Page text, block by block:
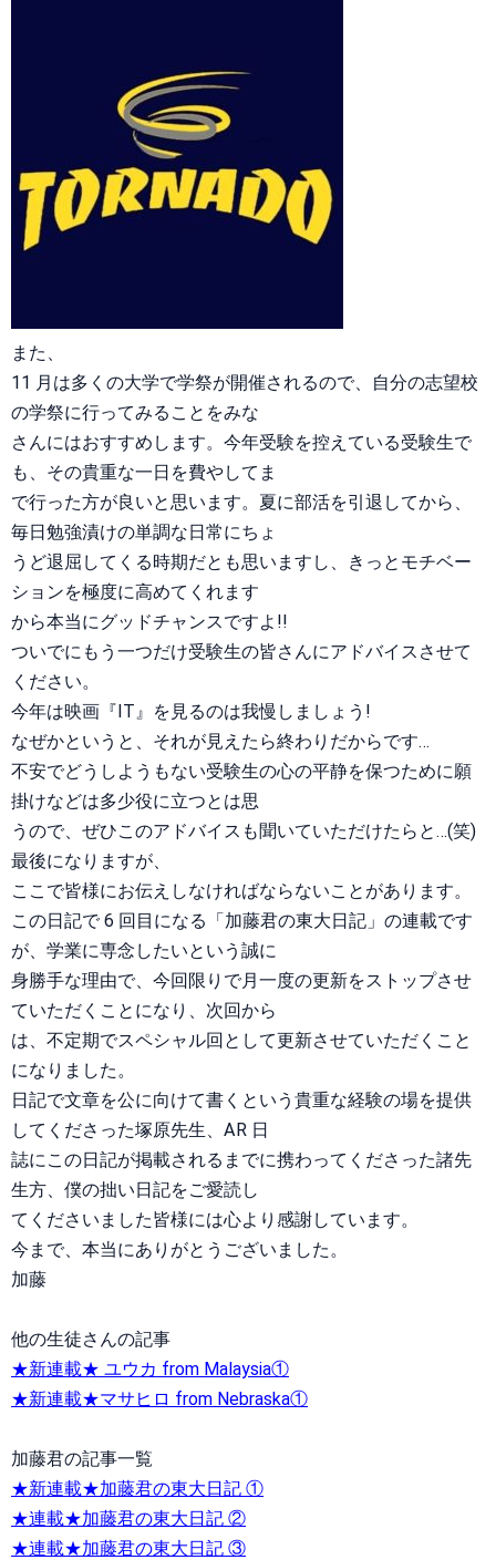
また、
11 月は多くの大学で学祭が開催されるので、自分の志望校
の学祭に行ってみることをみな
さんにはおすすめします。今年受験を控えている受験生で
も、その貴重な一日を費やしてま
で行った方が良いと思います。夏に部活を引退してから、
毎日勉強漬けの単調な日常にちょ
うど退屈してくる時期だとも思いますし、きっとモチベー
ションを極度に高めてくれます
から本当にグッドチャンスですよ!!
ついでにもう一つだけ受験生の皆さんにアドバイスさせて
ください。
今年は映画『IT』を見るのは我慢しましょう!
なぜかというと、それが見えたら終わりだからです…
不安でどうしようもない受験生の心の平静を保つために願
掛けなどは多少役に立つとは思
うので、ぜひこのアドバイスも聞いていただけたらと…(笑)
最後になりますが、
ここで皆様にお伝えしなければならないことがあります。
この日記で 6 回目になる「加藤君の東大日記」の連載です
が、学業に専念したいという誠に
身勝手な理由で、今回限りで月一度の更新をストップさせ
ていただくことになり、次回から
は、不定期でスペシャル回として更新させていただくこと
になりました。
日記で文章を公に向けて書くという貴重な経験の場を提供
してくださった塚原先生、AR 日
誌にこの日記が掲載されるまでに携わってくださった諸先
生方、僕の拙い日記をご愛読し
てくださいました皆様には心より感謝しています。
今まで、本当にありがとうございました。
加藤
他の生徒さんの記事
★新連載★ ユウカ from Malaysia①
★新連載★マサヒロ from Nebraska①
加藤君の記事一覧
★新連載★加藤君の東大日記 ①
★連載★加藤君の東大日記 ②
★連載★加藤君の東大日記 ③